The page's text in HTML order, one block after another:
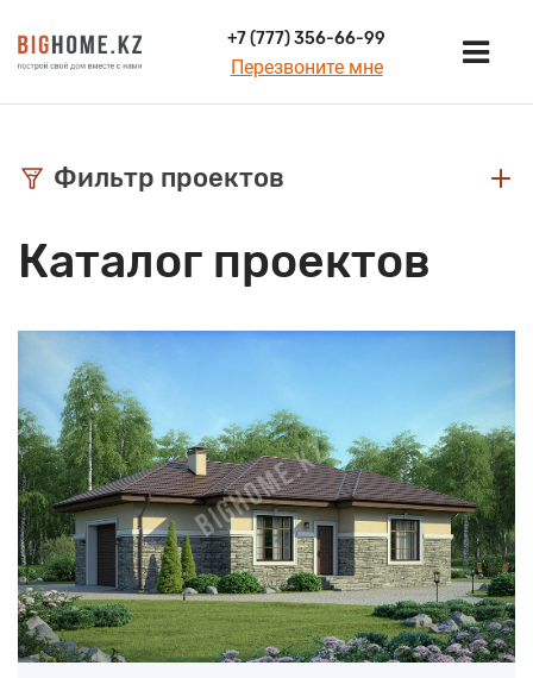
+7 (777) 356-66-99
Перезвоните мне
Фильтр проектов
Каталог проектов